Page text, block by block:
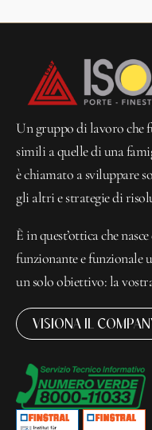
Un gruppo di lavoro che
simili a quelle di una
è chiamato a sviluppare
gli altri e strategie di
È in quest’ottica che
funzionante e funzionale
un solo obiettivo: la
VISIONA IL